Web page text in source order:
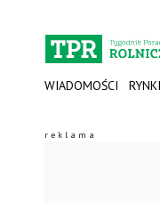
WIADOMOŚCI RYNKI